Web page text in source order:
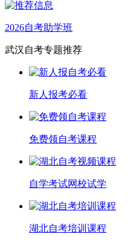
2026自考助学班
武汉自考专题推荐
新人报考必看
免费领自考课程
自学考试网校试学
湖北自考培训课程